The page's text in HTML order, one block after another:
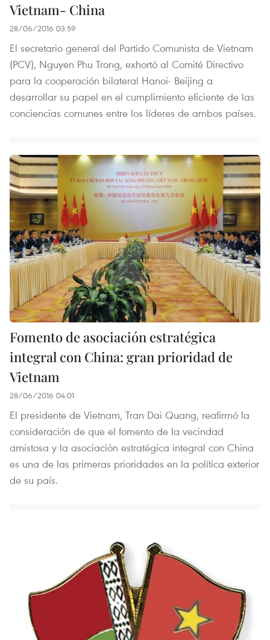
Vietnam- China
28/06/2016 03:59
El secretario general del Partido Comunista de Vietnam
(PCV), Nguyen Phu Trong, exhortó al Comité Directivo
para la cooperación bilateral Hanoi- Beijing a
desarrollar su papel en el cumplimiento eficiente de las
conciencias comunes entre los líderes de ambos países.
Fomento de asociación estratégica
integral con China: gran prioridad de
Vietnam
28/06/2016 04:01
El presidente de Vietnam, Tran Dai Quang, reafirmó la
consideración de que el fomento de la vecindad
amistosa y la asociación estratégica integral con China
es una de las primeras prioridades en la política exterior
de su país.